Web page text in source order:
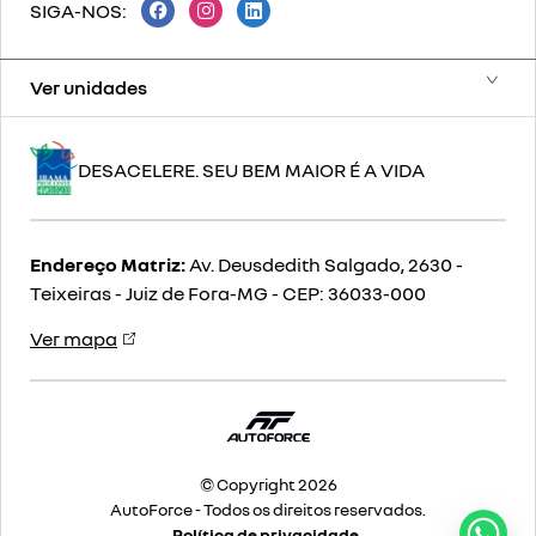
Ver unidades
SIGA-NOS:
DESACELERE. SEU BEM MAIOR É A VIDA
Endereço Matriz: Av. Deusdedith Salgado, 2630 -
Teixeiras - Juiz de Fora-MG - CEP: 36033-000
Ver mapa
© Copyright 2026
AutoForce - Todos os direitos reservados.